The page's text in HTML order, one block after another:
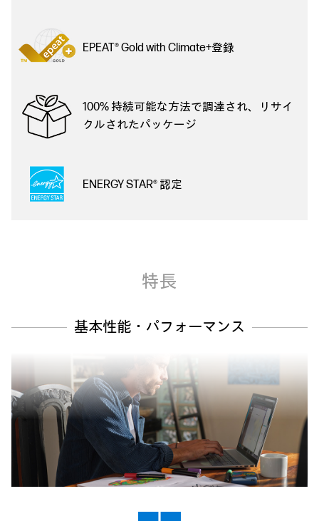
EPEAT® Gold with Climate+登録
100% 持続可能な方法で調達され、リサイ
クルされたパッケージ
ENERGY STAR® 認定
特長
基本性能・パフォーマンス